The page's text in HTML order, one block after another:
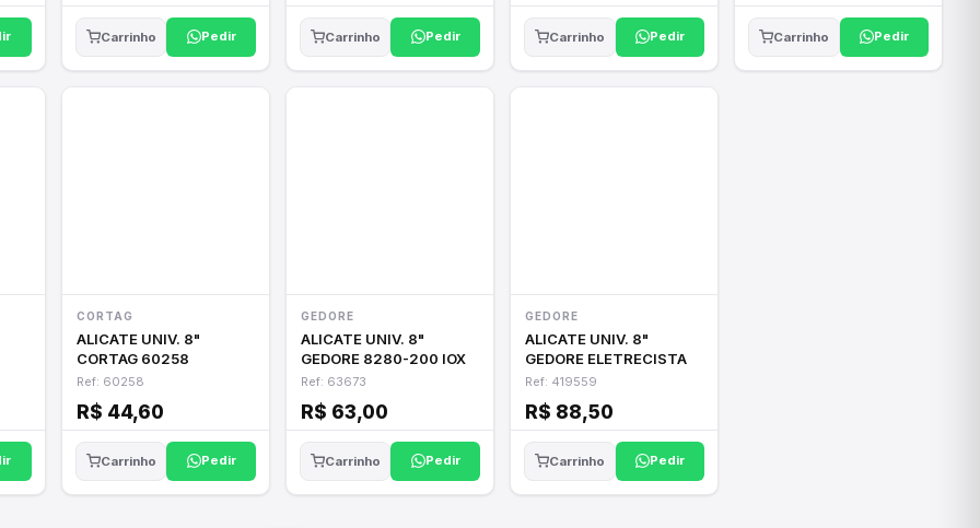
Carrinho Pedir Carrinho Pedir Carrinho Pedir Carrinho Pedir
CORTAG
ALICATE UNIV. 8"
CORTAG 60258
Ref: 60258
R$ 44,60
Carrinho Pedir
GEDORE
ALICATE UNIV. 8"
GEDORE 8280-200 IOX
Ref: 63673
R$ 63,00
Carrinho Pedir
GEDORE
ALICATE UNIV. 8"
GEDORE ELETRECISTA
Ref: 419559
R$ 88,50
Carrinho Pedir